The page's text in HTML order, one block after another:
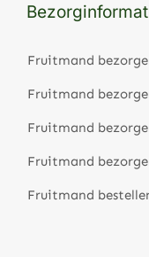
Fruitmand
Fruitmand
Fruitmand
Fruitmand
Fruitmand